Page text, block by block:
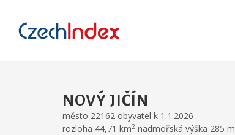
NOVÝ JIČÍN
město 22162 obyvatel k 1.1.2026
rozloha 44,71 km2 nadmořská výška 285 m